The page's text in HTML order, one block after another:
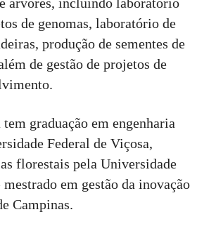
de genomas, laboratório de
produção de sementes de
de gestão de projetos de
graduação em engenharia
Federal de Viçosa,
florestais pela Universidade
em gestão da inovação
Campinas.